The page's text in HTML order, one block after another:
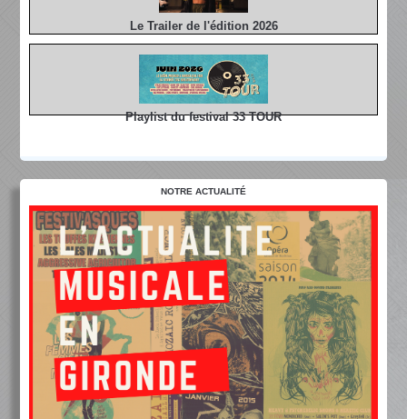
Le Trailer de l'édition 2026
Playlist du festival 33 TOUR
NOTRE ACTUALITÉ